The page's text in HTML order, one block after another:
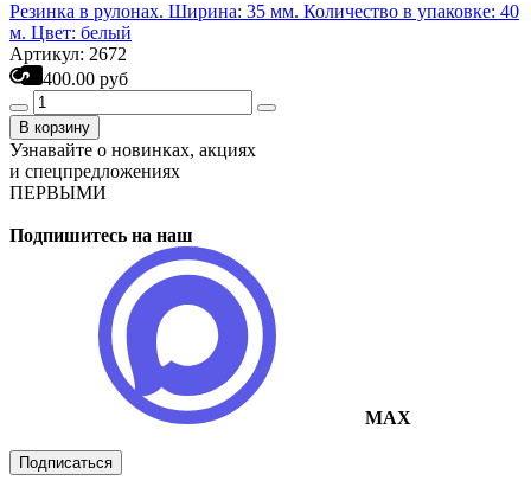
Резинка в рулонах. Ширина: 35 мм. Количество в упаковке: 40
м. Цвет: белый
Артикул: 2672
400.00 руб
В корзину
Узнавайте о новинках, акциях
и спецпредложениях
ПЕРВЫМИ
Подпишитесь на наш
MAX
Подписаться